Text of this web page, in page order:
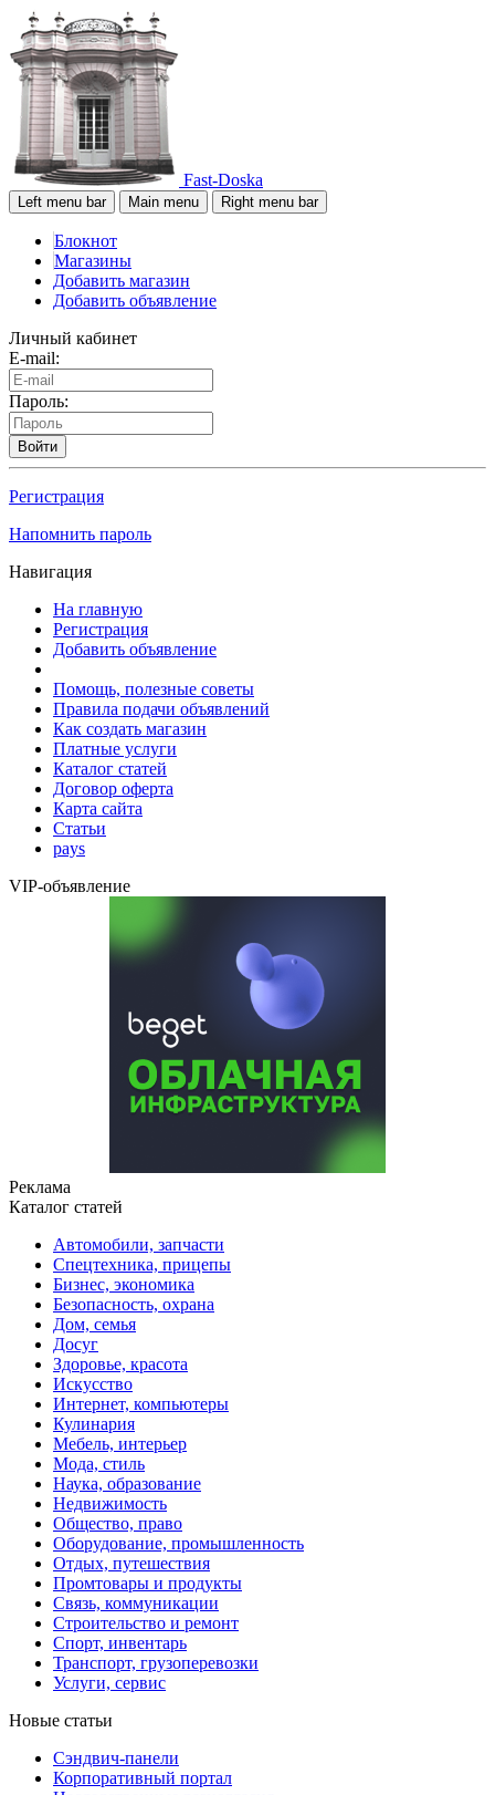
Fast-Doska
Left menu bar Main menu Right menu bar
Блокнот
Магазины
Добавить магазин
Добавить объявление
Личный кабинет
E-mail:
Пароль:
Войти
Регистрация
Напомнить пароль
Навигация
На главную
Регистрация
Добавить объявление
Помощь, полезные советы
Правила подачи объявлений
Как создать магазин
Платные услуги
Каталог статей
Договор оферта
Карта сайта
Статьи
pays
VIP-объявление
Реклама
Каталог статей
Автомобили, запчасти
Спецтехника, прицепы
Бизнес, экономика
Безопасность, охрана
Дом, семья
Досуг
Здоровье, красота
Искусство
Интернет, компьютеры
Кулинария
Мебель, интерьер
Мода, стиль
Наука, образование
Недвижимость
Общество, право
Оборудование, промышленность
Отдых, путешествия
Промтовары и продукты
Связь, коммуникации
Строительство и ремонт
Cпорт, инвентарь
Транспорт, грузоперевозки
Услуги, сервис
Новые статьи
Сэндвич-панели
Корпоративный портал